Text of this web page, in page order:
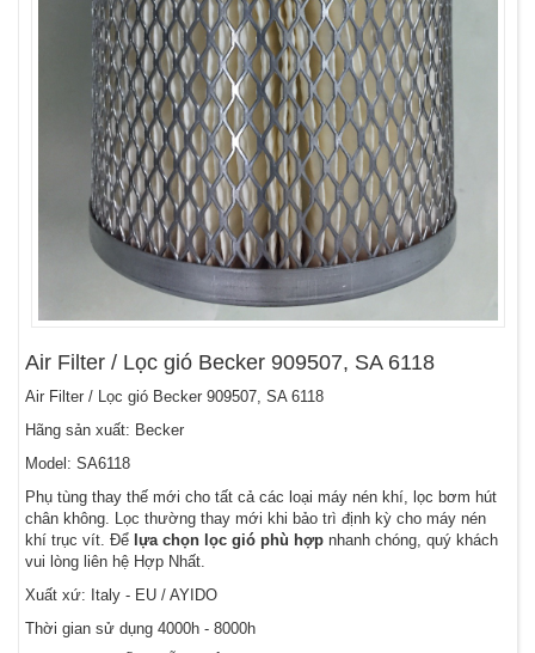
Air Filter / Lọc gió Becker 909507, SA 6118
Air Filter / Lọc gió Becker 909507, SA 6118
Hãng sản xuất: Becker
Model: SA6118
Phụ tùng thay thế mới cho tất cả các loại máy nén khí, lọc bơm hút
chân không. Lọc thường thay mới khi bảo trì định kỳ cho máy nén
khí trục vít. Để lựa chọn lọc gió phù hợp nhanh chóng, quý khách
vui lòng liên hệ Hợp Nhất.
Xuất xứ: Italy - EU / AYIDO
Thời gian sử dụng 4000h - 8000h